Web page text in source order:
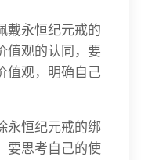
戴永恒纪元戒的
值观的认同，要
值观，明确自己
永恒纪元戒的绑
要思考自己的使